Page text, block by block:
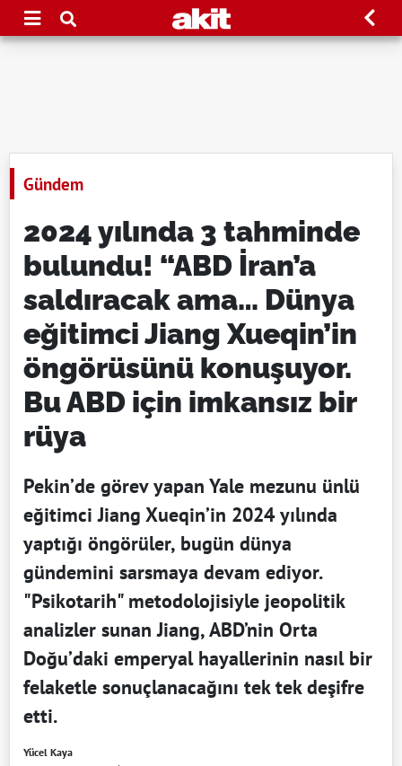
Gündem
2024 yılında 3 tahminde
bulundu! “ABD İran’a
saldıracak ama… Dünya
eğitimci Jiang Xueqin’in
öngörüsünü konuşuyor.
Bu ABD için imkansız bir
rüya
Pekin’de görev yapan Yale mezunu ünlü
eğitimci Jiang Xueqin’in 2024 yılında
yaptığı öngörüler, bugün dünya
gündemini sarsmaya devam ediyor.
"Psikotarih" metodolojisiyle jeopolitik
analizler sunan Jiang, ABD’nin Orta
Doğu’daki emperyal hayallerinin nasıl bir
felaketle sonuçlanacağını tek tek deşifre
etti.
Yücel Kaya